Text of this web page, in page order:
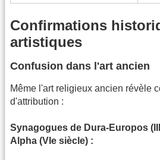
Confirmations
artistiques
Confusion dans l'art ancien
Même l'art religieux ancien révèle
d'attribution :
Synagogues de Dura-Europos
Alpha (VIe siècle) :